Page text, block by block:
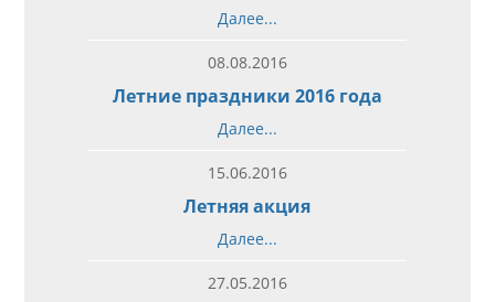
Далее...
08.08.2016
Летние праздники 2016 года
Далее...
15.06.2016
Летняя акция
Далее...
27.05.2016